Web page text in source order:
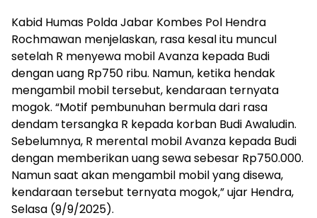
Kabid Humas Polda Jabar Kombes Pol Hendra
Rochmawan menjelaskan, rasa kesal itu muncul
setelah R menyewa mobil Avanza kepada Budi
dengan uang Rp750 ribu. Namun, ketika hendak
mengambil mobil tersebut, kendaraan ternyata
mogok. “Motif pembunuhan bermula dari rasa
dendam tersangka R kepada korban Budi Awaludin.
Sebelumnya, R merental mobil Avanza kepada Budi
dengan memberikan uang sewa sebesar Rp750.000.
Namun saat akan mengambil mobil yang disewa,
kendaraan tersebut ternyata mogok,” ujar Hendra,
Selasa (9/9/2025).